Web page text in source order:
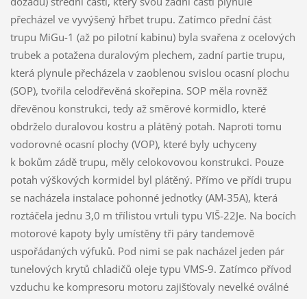
přecházel ve vyvýšený hřbet trupu. Zatímco přední část
trupu MiGu-1 (až po pilotní kabinu) byla svařena z ocelových
trubek a potažena duralovým plechem, zadní partie trupu,
která plynule přecházela v zaoblenou svislou ocasní plochu
(SOP), tvořila celodřevěná skořepina. SOP měla rovněž
dřevěnou konstrukci, tedy až směrové kormidlo, které
obdrželo duralovou kostru a plátěný potah. Naproti tomu
vodorovné ocasní plochy (VOP), které byly uchyceny
k bokům zádě trupu, měly celokovovou konstrukci. Pouze
potah výškových kormidel byl plátěný. Přímo ve přídi trupu
se nacházela instalace pohonné jednotky (AM-35A), která
roztáčela jednu 3,0 m třílistou vrtuli typu VIŠ-22Je. Na bocích
motorové kapoty byly umístěny tři páry tandemově
uspořádaných výfuků. Pod nimi se pak nacházel jeden pár
tunelových krytů chladičů oleje typu VMS-9. Zatímco přívod
vzduchu ke kompresoru motoru zajišťovaly nevelké oválné